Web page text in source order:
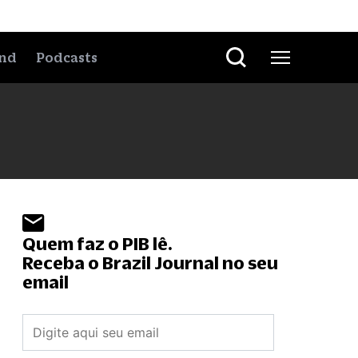
Podcasts
Quem faz o PIB lê.
Receba o Brazil Journal no seu
email